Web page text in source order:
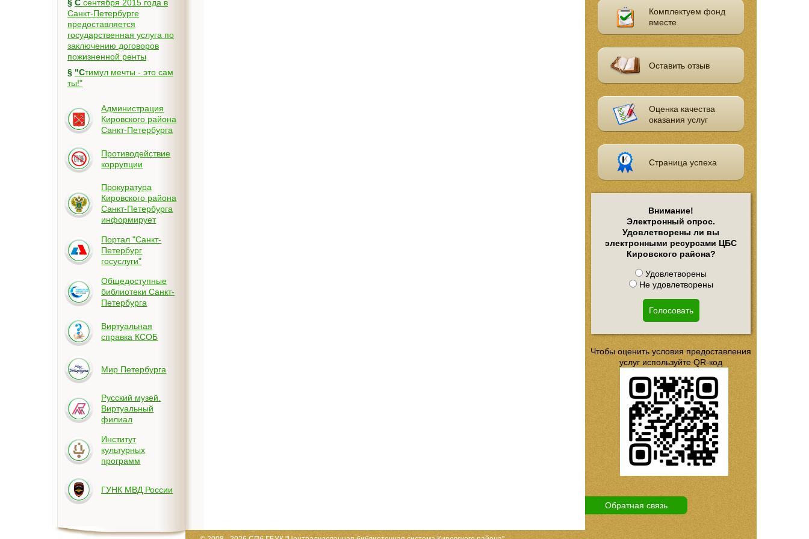
§ С сентября 2015 года в
Санкт-Петербурге
предоставляется
государственная услуга по
заключению договоров
пожизненной ренты
§ "Стимул мечты - это сам
ты!"
Администрация
Кировского района
Санкт-Петербурга
Противодействие
коррупции
Прокуратура
Кировского района
Санкт-Петербурга
информирует
Портал "Санкт-
Петербург
госуслуги"
Общедоступные
библиотеки Санкт-
Петербурга
Виртуальная
справка КСОБ
Мир Петербурга
Русский музей.
Виртуальный
филиал
Институт
культурных
программ
ГУНК МВД России
Комплектуем фонд
вместе
Оставить отзыв
Оценка качества
оказания услуг
Страница успеха
Внимание!
Электронный опрос.
Удовлетворены ли вы
электронными ресурсами ЦБС
Кировского района?
Удовлетворены
Не удовлетворены
Голосовать
Чтобы оценить условия предоставления
услуг используйте QR-код
Обратная связь